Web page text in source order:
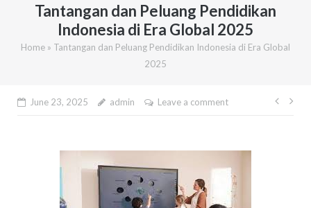
Tantangan dan Peluang Pendidikan
Indonesia di Era Global 2025
Home » Tantangan dan Peluang Pendidikan Indonesia di Era Global
2025
June 23, 2025 admin Leave a comment
Post